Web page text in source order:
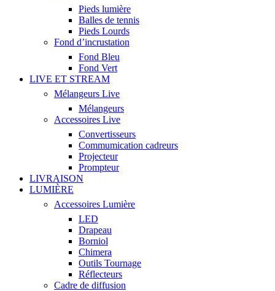
Pieds lumière
Balles de tennis
Pieds Lourds
Fond d’incrustation
Fond Bleu
Fond Vert
LIVE ET STREAM
Mélangeurs Live
Mélangeurs
Accessoires Live
Convertisseurs
Commumication cadreurs
Projecteur
Prompteur
LIVRAISON
LUMIÈRE
Accessoires Lumière
LED
Drapeau
Borniol
Chimera
Outils Tournage
Réflecteurs
Cadre de diffusion